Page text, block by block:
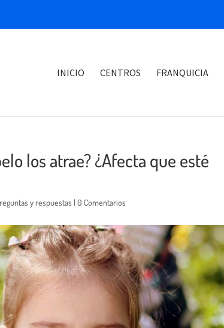
INICIO CENTROS FRANQUICIA
los atrae? ¿Afecta que esté
y respuestas | 0 Comentarios